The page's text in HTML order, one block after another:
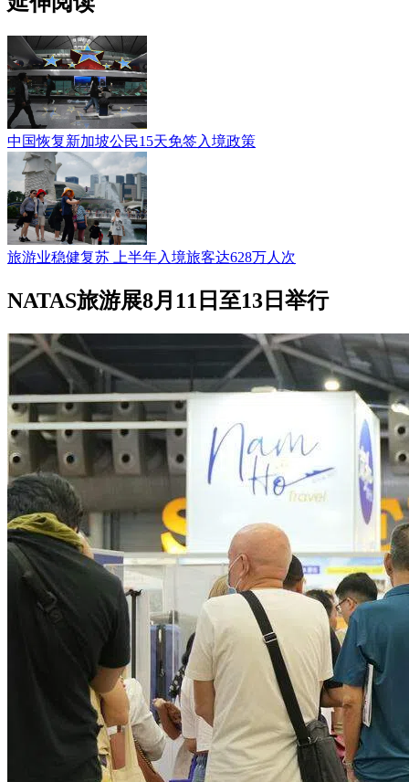
中国恢复新加坡公民15天免签入境政策
旅游业稳健复苏 上半年入境旅客达628万人次
NATAS旅游展8月11日至13日举行